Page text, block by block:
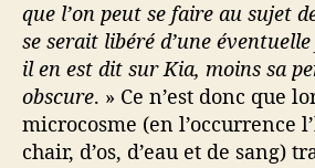
que l’on peut se faire au sujet
se serait libéré d’une
il en est dit sur Kia, moins sa
obscure. » Ce n’est donc que
microcosme (en l’occurrence
chair, d’os, d’eau et de sang)